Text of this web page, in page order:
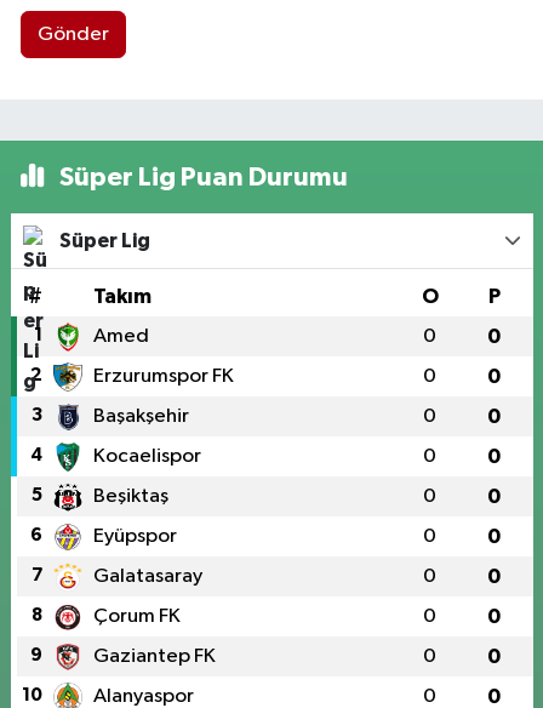
Gönder
Süper Lig Puan Durumu
Süper Lig
# Takım O P
1 Amed 0 0
2 Erzurumspor FK 0 0
3 Başakşehir 0 0
4 Kocaelispor 0 0
5 Beşiktaş 0 0
6 Eyüpspor 0 0
7 Galatasaray 0 0
8 Çorum FK 0 0
9 Gaziantep FK 0 0
10 Alanyaspor 0 0